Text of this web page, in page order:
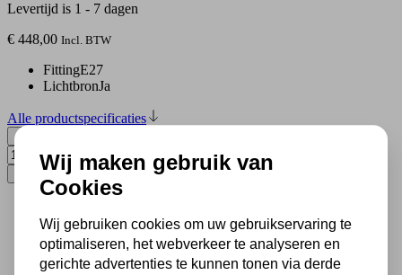
Levertijd is 1 - 7 dagen
€ 448,00 Incl. BTW
FittingE27
LichtbronJa
Alle productspecificaties
Toevoegen aan winkelwagen
500 m2 lampenwinkel in Rijssen
Al 70 jaar expert in lampen
Gratis verzending in NL vanaf € 50,-
Gratis lichtbronnen inbegrepen
Wij maken gebruik van
Cookies
Wij gebruiken cookies om uw gebruikservaring te
optimaliseren, het webverkeer te analyseren en
gerichte advertenties te kunnen tonen via derde